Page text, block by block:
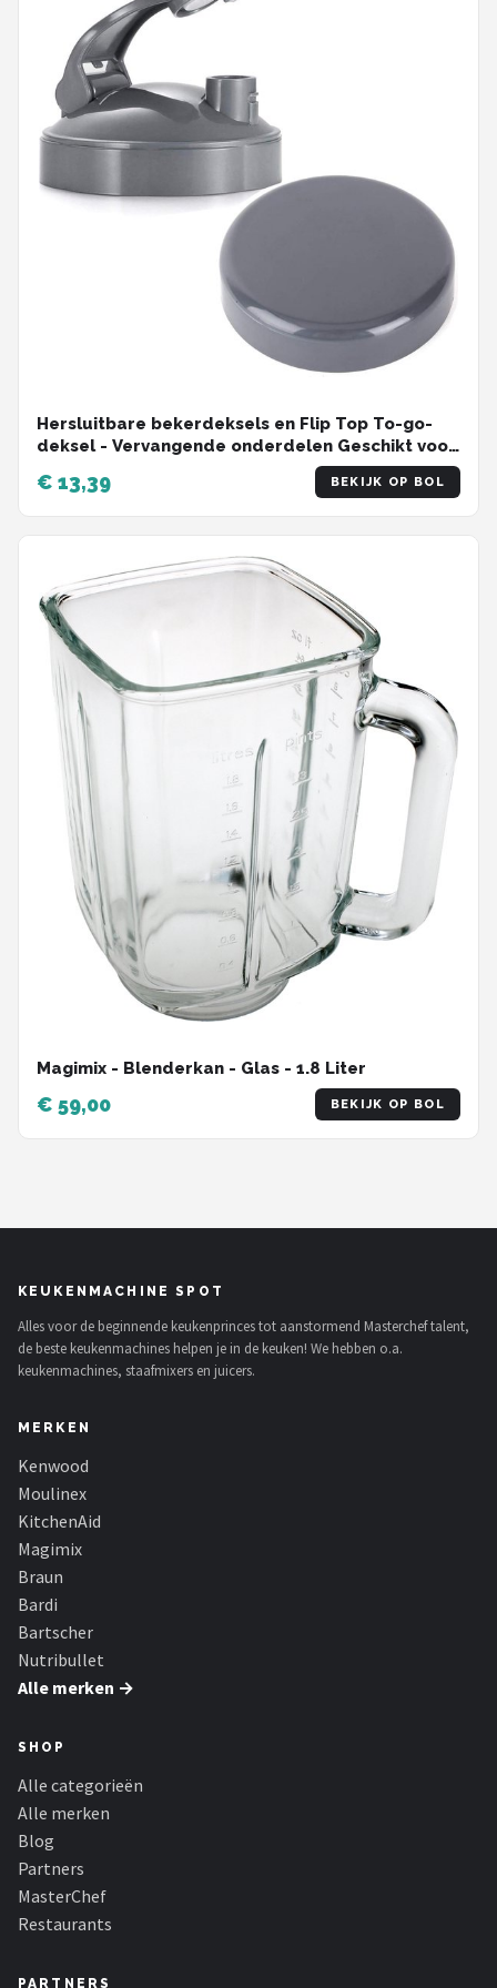
Hersluitbare bekerdeksels en Flip Top To-go-
deksel - Vervangende onderdelen Geschikt voor
600w en 900w NutriBullet Blender 32/24/18OZ-
bekers bekerdeksels
€ 13,39 BEKIJK OP BOL
Magimix - Blenderkan - Glas - 1.8 Liter
€ 59,00 BEKIJK OP BOL
KEUKENMACHINE SPOT
Alles voor de beginnende keukenprinces tot aanstormend Masterchef talent,
de beste keukenmachines helpen je in de keuken! We hebben o.a.
keukenmachines, staafmixers en juicers.
MERKEN
Kenwood
Moulinex
KitchenAid
Magimix
Braun
Bardi
Bartscher
Nutribullet
Alle merken →
SHOP
Alle categorieën
Alle merken
Blog
Partners
MasterChef
Restaurants
PARTNERS